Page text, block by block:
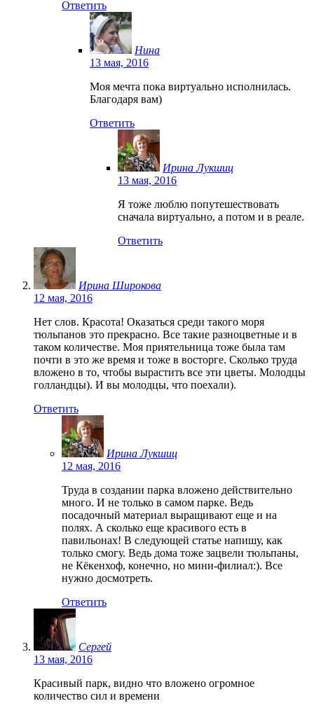
Ответить
Нина
13 мая, 2016
Моя мечта пока виртуально исполнилась.
Благодаря вам)
Ответить
Ирина Лукшиц
13 мая, 2016
Я тоже люблю попутешествовать
сначала виртуально, а потом и в реале.
Ответить
Ирина Широкова
12 мая, 2016
Нет слов. Красота! Оказаться среди такого моря
тюльпанов это прекрасно. Все такие разноцветные и в
таком количестве. Моя приятельница тоже была там
почти в это же время и тоже в восторге. Сколько труда
вложено в то, чтобы вырастить все эти цветы. Молодцы
голландцы). И вы молодцы, что поехали).
Ответить
Ирина Лукшиц
12 мая, 2016
Труда в создании парка вложено действительно
много. И не только в самом парке. Ведь
посадочный материал выращивают еще и на
полях. А сколько еще красивого есть в
павильонах! В следующей статье напишу, как
только смогу. Ведь дома тоже зацвели тюльпаны,
не Кёкенхоф, конечно, но мини-филиал:). Все
нужно досмотреть.
Ответить
Сергей
13 мая, 2016
Красивый парк, видно что вложено огромное
количество сил и времени